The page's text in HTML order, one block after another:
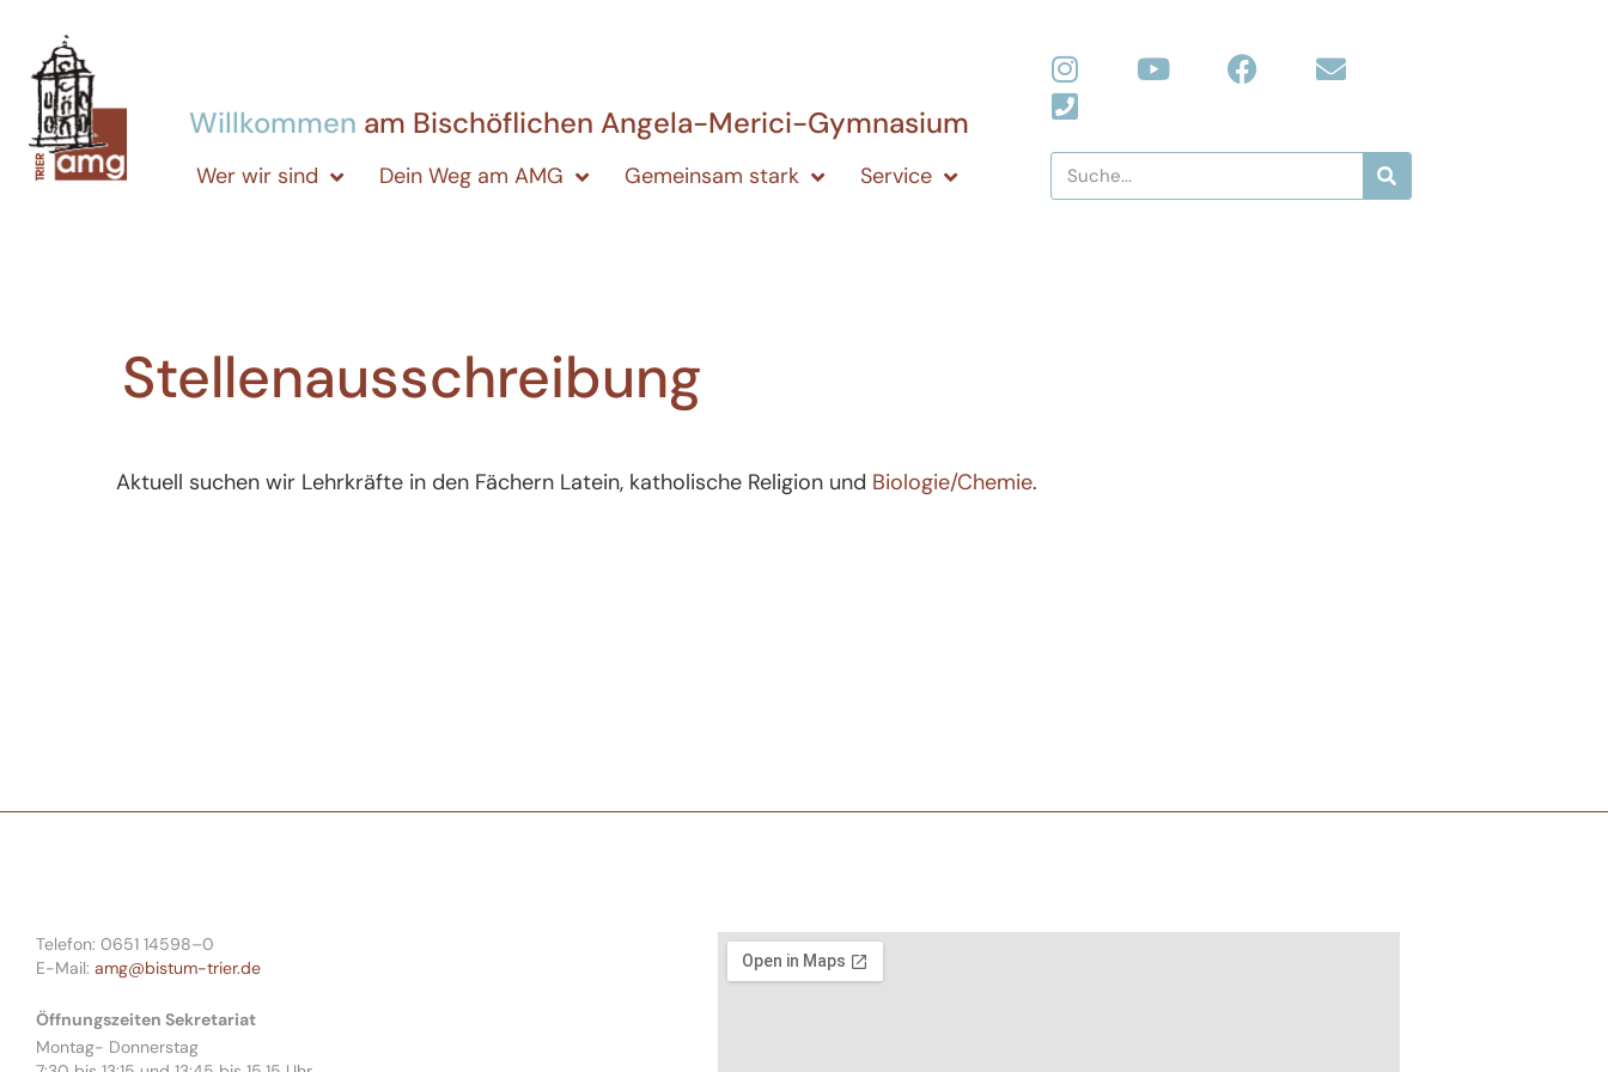
Willkommen am Bischöflichen Angela-Merici-Gymnasium
Wer wir sind Dein Weg am AMG Gemeinsam stark Service
Stellenausschreibung
Aktuell suchen wir Lehrkräfte in den Fächern Latein, katholische Religion und Biologie/Chemie.
Telefon: 0651 14598–0
E-Mail: amg@bistum-trier.de
Öffnungszeiten Sekretariat
Montag- Donnerstag